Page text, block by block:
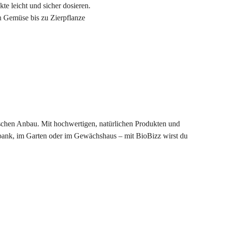
leicht und sicher dosieren.
bis zu Zierpflanze
Anbau. Mit hochwertigen, natürlichen Produkten und
im Garten oder im Gewächshaus – mit BioBizz wirst du